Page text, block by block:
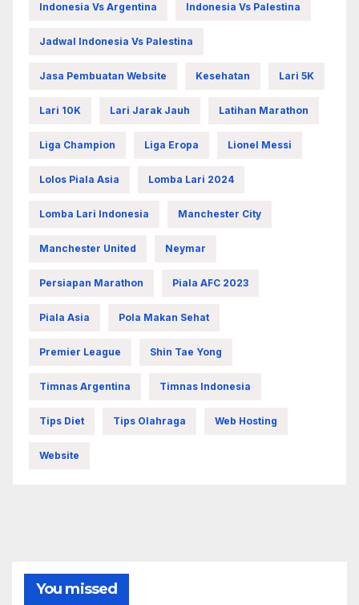
Indonesia Vs Argentina Indonesia Vs Palestina
Jadwal Indonesia Vs Palestina
Jasa Pembuatan Website Kesehatan Lari 5K
Lari 10K Lari Jarak Jauh Latihan Marathon
Liga Champion Liga Eropa Lionel Messi
Lolos Piala Asia Lomba Lari 2024
Lomba Lari Indonesia Manchester City
Manchester United Neymar
Persiapan Marathon Piala AFC 2023
Piala Asia Pola Makan Sehat
Premier League Shin Tae Yong
Timnas Argentina Timnas Indonesia
Tips Diet Tips Olahraga Web Hosting
Website
You missed